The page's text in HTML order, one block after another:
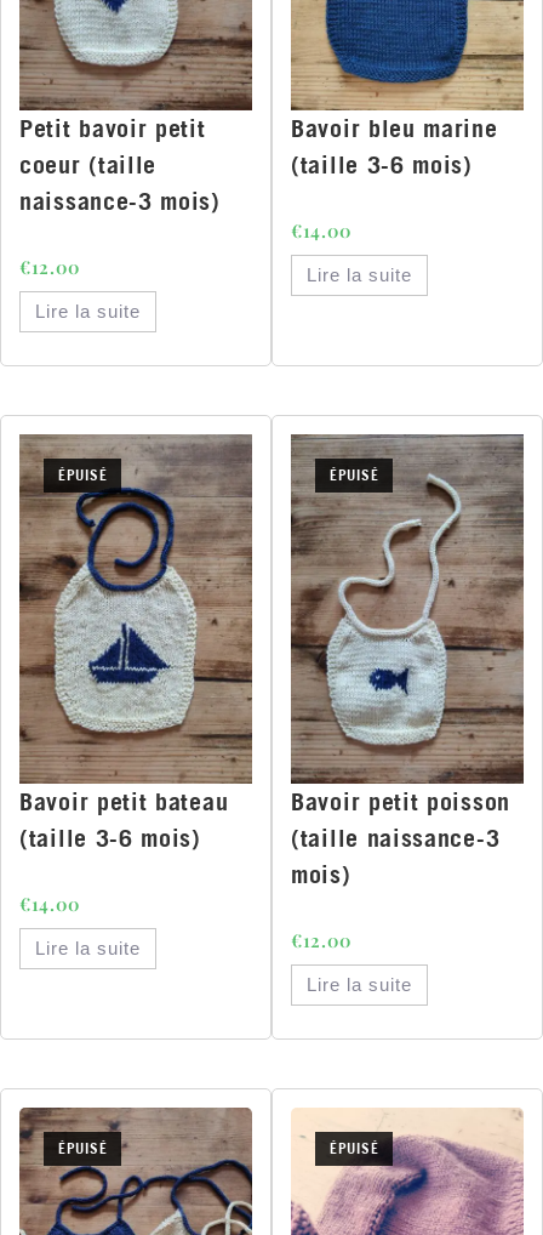
Petit bavoir petit
coeur (taille
naissance-3 mois)
€12.00
Lire la suite
Bavoir bleu marine
(taille 3-6 mois)
€14.00
Lire la suite
ÉPUISÉ
Bavoir petit bateau
(taille 3-6 mois)
€14.00
Lire la suite
ÉPUISÉ
Bavoir petit poisson
(taille naissance-3
mois)
€12.00
Lire la suite
ÉPUISÉ ÉPUISÉ